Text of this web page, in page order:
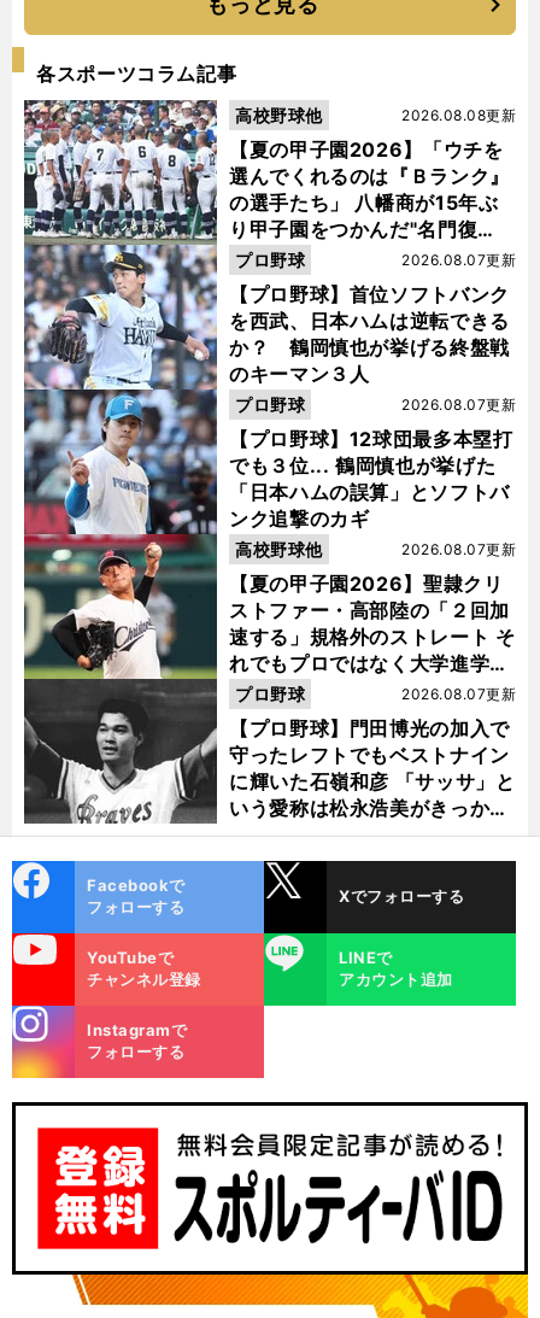
前
各スポーツコラム記事
【夏の甲子園2026】「ウチを
選んでくれるのは『Ｂランク』
の選手たち」 八幡商が15年ぶ
り甲子園をつかんだ"名門復
活"の舞台裏
2026.08.08更新
高校野球他
【プロ野球】首位ソフトバンク
を西武、日本ハムは逆転できる
か？ 鶴岡慎也が挙げる終盤戦
のキーマン３人
2026.08.07更新
プロ野球
【プロ野球】12球団最多本塁打
でも３位... 鶴岡慎也が挙げた
「日本ハムの誤算」とソフトバ
ンク追撃のカギ
2026.08.07更新
プロ野球
【夏の甲子園2026】聖隷クリ
ストファー・高部陸の「２回加
速する」規格外のストレート そ
れでもプロではなく大学進学を
選ぶ理由
2026.08.07更新
高校野球他
【プロ野球】門田博光の加入で
守ったレフトでもベストナイン
に輝いた石嶺和彦 「サッサ」と
いう愛称は松永浩美がきっか
け？
2026.08.07更新
プロ野球
ok
Facebookで
フォローする
Xでフォローする
YouTubeで
チャンネル登録
LINE
LINEで
アカウント追加
m
Instagramで
フォローする